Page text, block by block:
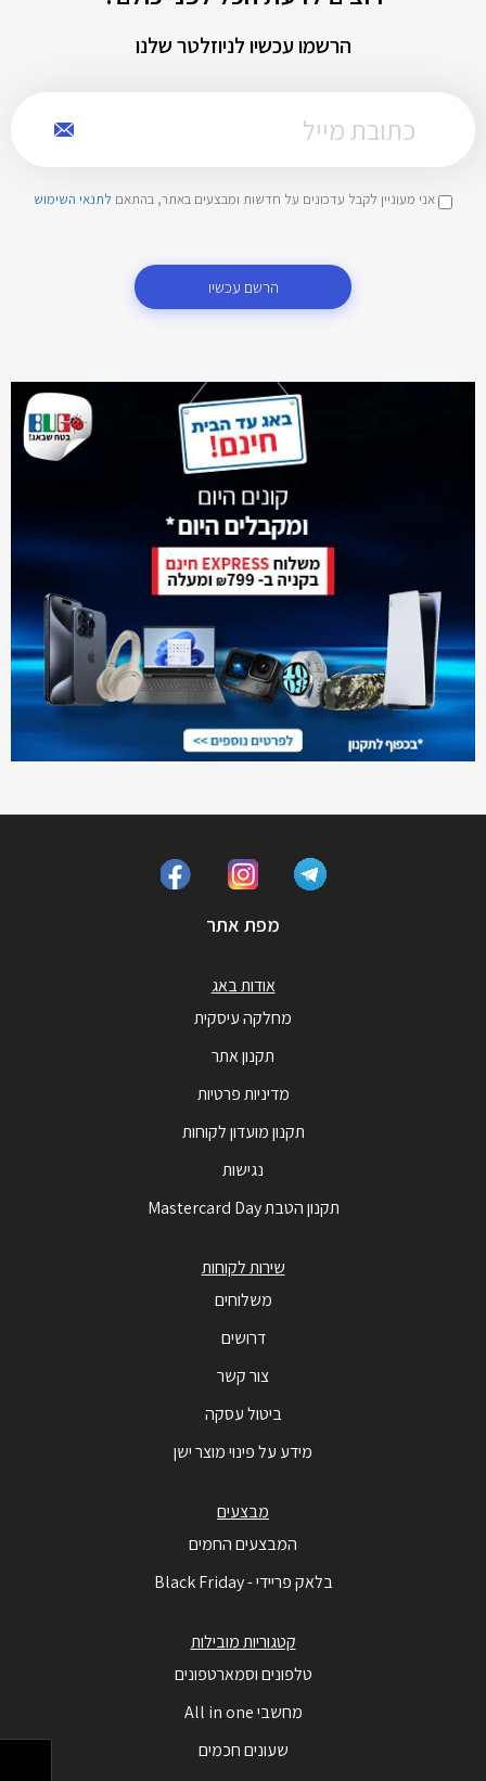
הרשמו עכשיו לניוזלטר שלנו
אני מעוניין לקבל עדכונים על חדשות ומבצעים באתר, בהתאם לתנאי השימוש
הרשם עכשיו
מפת אתר
אודות באג
מחלקה עיסקית
תקנון אתר
מדיניות פרטיות
תקנון מועדון לקוחות
נגישות
תקנון הטבת Mastercard Day
שירות לקוחות
משלוחים
דרושים
צור קשר
ביטול עסקה
מידע על פינוי מוצר ישן
מבצעים
המבצעים החמים
בלאק פריידי - Black Friday
קטגוריות מובילות
טלפונים וסמארטפונים
מחשבי All in one
שעונים חכמים